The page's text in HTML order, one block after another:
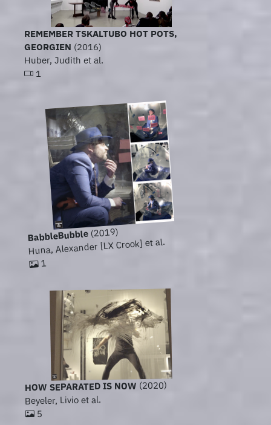
REMEMBER TSKALTUBO HOT POTS,
GEORGIEN (2016)
Huber, Judith et al.
1
BabbleBubble(2019)
Huna, Alexander [LX Crook] et al.
1
HOW SEPARATED IS NOW (2020)
Beyeler, Livio et al.
5